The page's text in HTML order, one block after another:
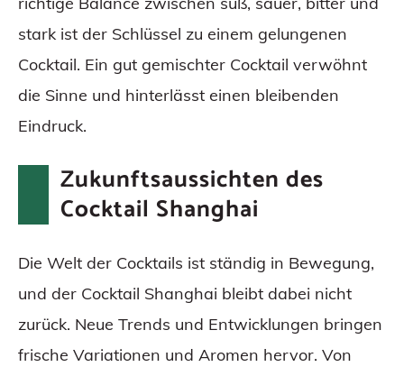
stark ist der Schlüssel zu einem gelungenen
Cocktail. Ein gut gemischter Cocktail verwöhnt
die Sinne und hinterlässt einen bleibenden
Eindruck.
Zukunftsaussichten des
Cocktail Shanghai
Die Welt der Cocktails ist ständig in Bewegung,
und der Cocktail Shanghai bleibt dabei nicht
zurück. Neue Trends und Entwicklungen bringen
frische Variationen und Aromen hervor. Von